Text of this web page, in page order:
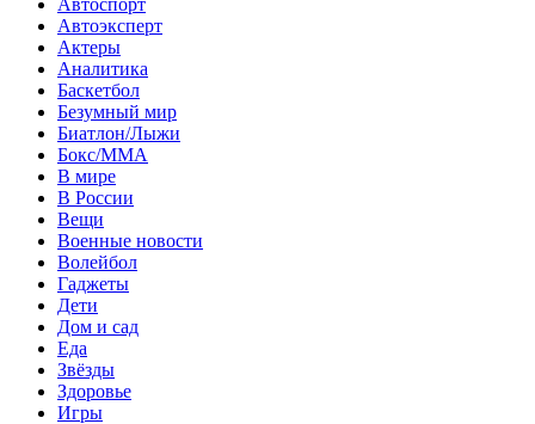
Автоэксперт
Актеры
Аналитика
Баскетбол
Безумный мир
Биатлон/Лыжи
Бокс/MMA
В мире
В России
Вещи
Военные новости
Волейбол
Гаджеты
Дети
Дом и сад
Еда
Звёзды
Здоровье
Игры